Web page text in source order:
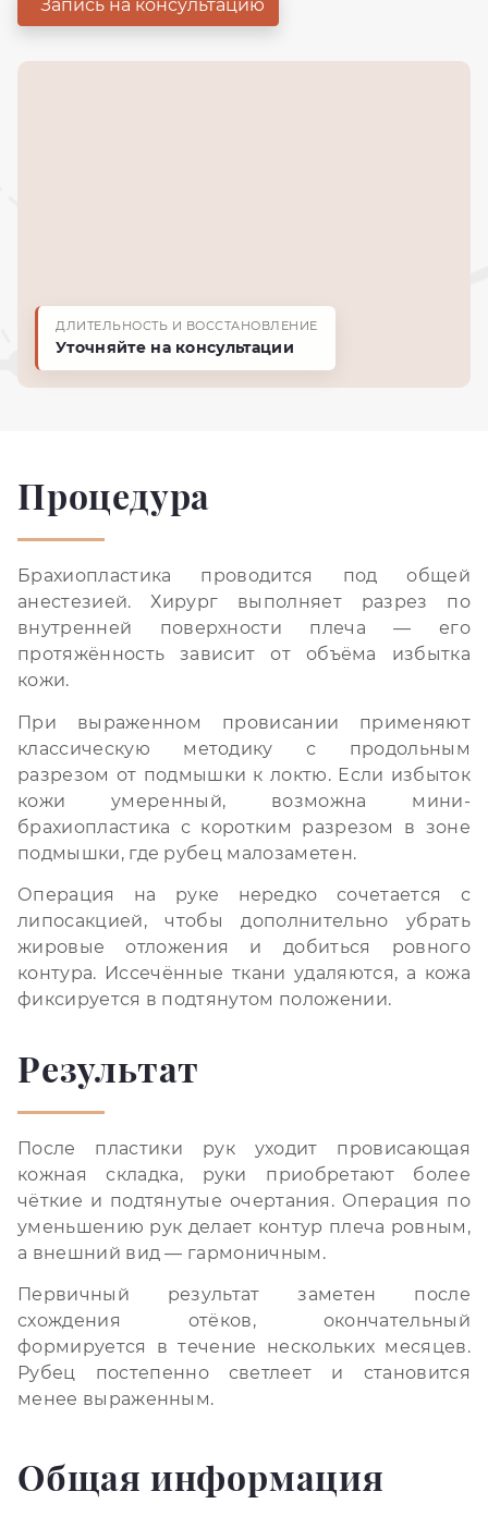
Запись на консультацию
ДЛИТЕЛЬНОСТЬ И ВОССТАНОВЛЕНИЕ
Уточняйте на консультации
Процедура
Брахиопластика проводится под общей
анестезией. Хирург выполняет разрез по
внутренней поверхности плеча — его
протяжённость зависит от объёма избытка
кожи.
При выраженном провисании применяют
классическую методику с продольным
разрезом от подмышки к локтю. Если избыток
кожи умеренный, возможна мини-
брахиопластика с коротким разрезом в зоне
подмышки, где рубец малозаметен.
Операция на руке нередко сочетается с
липосакцией, чтобы дополнительно убрать
жировые отложения и добиться ровного
контура. Иссечённые ткани удаляются, а кожа
фиксируется в подтянутом положении.
Результат
После пластики рук уходит провисающая
кожная складка, руки приобретают более
чёткие и подтянутые очертания. Операция по
уменьшению рук делает контур плеча ровным,
а внешний вид — гармоничным.
Первичный результат заметен после
схождения отёков, окончательный
формируется в течение нескольких месяцев.
Рубец постепенно светлеет и становится
менее выраженным.
Общая информация